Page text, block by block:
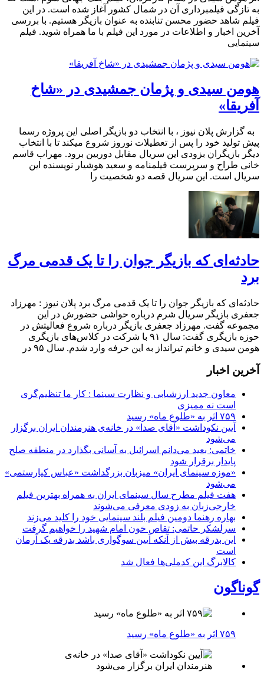
به تازگی فیلمبرداری آن در شمال کشور آغاز شده است. در این
فیلم شاهد حضور محسن تنابنده به عنوان بازیگر هستیم. با بررسی
آخرین اخبار و اطلاعات در مورد این فیلم با ما همراه شوید. فیلم
سینمایی
هومن سیدى و پژمان جمشیدى در «شاخ
آفریقا»
به گزارش پلان نیوز ، با انتخاب دو بازیگر اصلى این پروژه رسما
پیش تولید خود را پس از تعطیلات نوروز شروع میکند تا با انتخاب
دیگر بازیگران بزودى این سریال مقابل دوربین برود. مهراب قاسم
خانى طراح و سرپرست فیلمنامه و سعید هوشیار نویسنده این
سریال است. این سریال قصه دو شخصیت را
حادثه‌ای که بازیگر جوان را تا یک قدمی مرگ
برد
حادثه‌ای که بازیگر جوان را تا یک قدمی مرگ برد پلان نیوز : مهرزاد
جعفری بازیگر سریال شرم درباره حواشی حضورش در این
مجموعه گفت. مهرزاد جعفری بازیگر درباره شروع فعالیتش در
حوزه بازیگری گفت: سال ۹۱ با شرکت در کلاس‌های بازیگری
هومن سیدی و خانم تیرانداز به این حرفه وارد شدم. سال ۹۵ در
آخرین اخبار
معاون جدید ارزشیابی و نظارت سینما : کار ما تنظیم‌گری
است نه ممیزی
۷۵۹ اثر به «طلوع ماه» رسید
آیین نکوداشت «آقای صدا» در خانه‌ی هنرمندان ایران برگزار
می‌شود
خاتمی: بعید می‌دانم اسرائیل به آسانی بگذارد در منطقه صلح
پایدار برقرار شود
«موزه سینمای ایران» میزبان بزرگداشت «عباس کیارستمی»
می‌شود
هفت فیلم مطرح سال سینمای ایران به همراه بهترین فیلم
خارجی‌زبان به زودی معرفی می‌شوند
بهاره رهنما دومین فیلم بلند سینمایی خود را کلید می‌زند
سرلشکر حاتمی: تقاص خون امام شهید را خواهیم گرفت
این بدرقه بیش از آنکه آیین سوگواری باشد بدرقه یک آرمان
است
کالابرگ این کدملی‌ها فعال شد
گوناگون
۷۵۹ اثر به «طلوع ماه» رسید